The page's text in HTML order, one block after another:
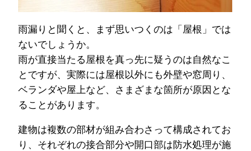
雨漏りと聞くと、まず思いつくのは「屋根」では
ないでしょうか。
雨が直接当たる屋根を真っ先に疑うのは自然なこ
とですが、実際には屋根以外にも外壁や窓周り、
ベランダや屋上など、さまざまな箇所が原因とな
ることがあります。
建物は複数の部材が組み合わさって構成されてお
り、それぞれの接合部分や開口部は防水処理が施